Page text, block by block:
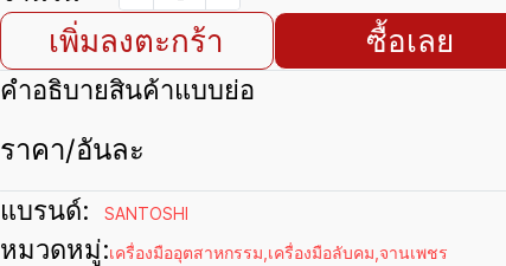
เพิ่มลงตะกร้า ซื้อเลย
คำอธิบายสินค้าแบบย่อ
ราคา/อันละ
แบรนด์: SANTOSHI
หมวดหมู่:เครื่องมืออุตสาหกรรม เครื่องมือลับคม จานเพชร